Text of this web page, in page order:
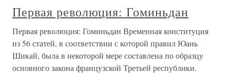
Первая революция: Гоминьдан
Первая революция: Гоминьдан Временная конституция
из 56 статей, в соответствии с которой правил Юань
Шикай, была в некоторой мере составлена по образцу
основного закона французской Третьей республики.